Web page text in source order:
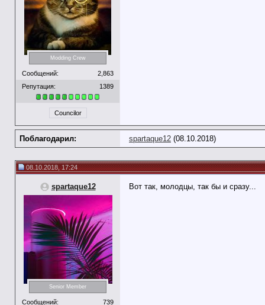
Modding Crew
Сообщений:
2,863
Репутация:
1389
Councilor
Поблагодарил: spartaque12 (08.10.2018)
08.10.2018, 17:24
spartaque12
Senior Member
Сообщений:
739
Вот так, молодцы, так бы и сразу...